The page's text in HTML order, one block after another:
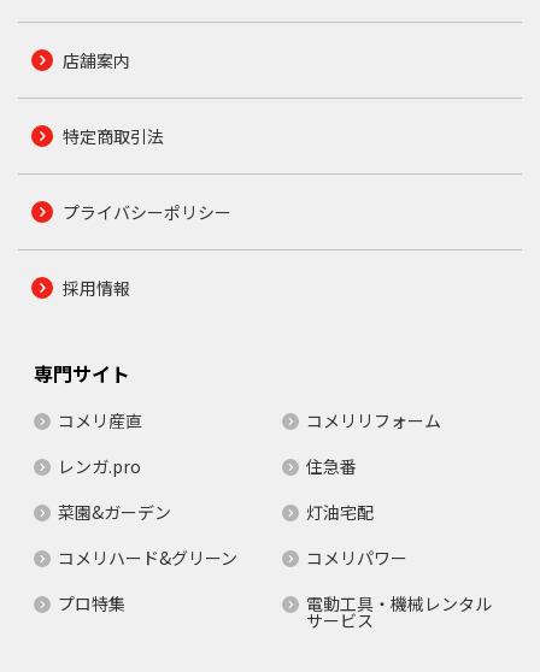
店舗案内
特定商取引法
プライバシーポリシー
採用情報
専門サイト
コメリ産直
コメリリフォーム
レンガ.pro
住急番
菜園&ガーデン
灯油宅配
コメリハード&グリーン
コメリパワー
プロ特集
電動工具・機械レンタル
サービス